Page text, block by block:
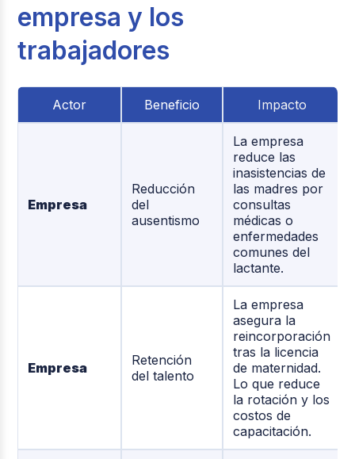
empresa y los
trabajadores
Actor Beneficio Impacto
Empresa
Reducción
del
ausentismo
La empresa
reduce las
inasistencias de
las madres por
consultas
médicas o
enfermedades
comunes del
lactante.
Empresa
Retención
del talento
La empresa
asegura la
reincorporación
tras la licencia
de maternidad.
Lo que reduce
la rotación y los
costos de
capacitación.